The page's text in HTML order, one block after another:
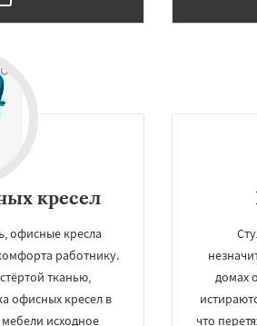
кресел
офисные кресла
работнику.
тканью,
офисных кресел в
исходное
домах
что